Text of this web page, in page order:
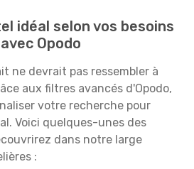
idéal selon vos besoins
Opodo
ne devrait pas ressembler à
aux filtres avancés d'Opodo,
votre recherche pour
Voici quelques-unes des
dans notre large
: